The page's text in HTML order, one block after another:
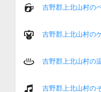
吉野郡上北山村の
吉野郡上北山村の
吉野郡上北山村の
吉野郡上北山村の